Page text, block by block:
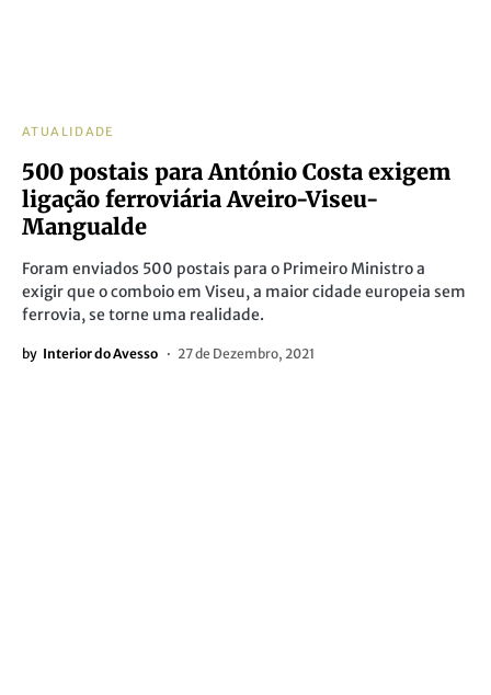
ATUALIDADE
500 postais para António Costa exigem
ligação ferroviária Aveiro-Viseu-
Mangualde
Foram enviados 500 postais para o Primeiro Ministro a
exigir que o comboio em Viseu, a maior cidade europeia sem
ferrovia, se torne uma realidade.
by Interior do Avesso 27 de Dezembro, 2021